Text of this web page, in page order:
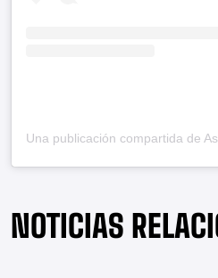
NOTICIAS